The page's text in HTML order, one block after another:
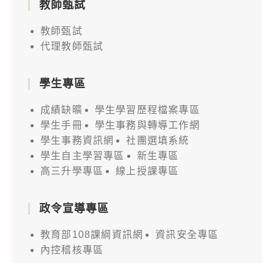
教師甄試
教師甄試
代理教師甄試
學生專區
成績缺曠
學生學習歷程檔案專區
學生手冊
學生事務與轉導工作網
學生事務資訊網
社團選填系統
學生自主學習專區
新生專區
高三升學專區
線上授課專區
政令宣導專區
教育部108課綱資訊網
資訊安全專區
內控稽核專區